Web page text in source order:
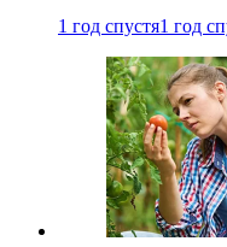
1 год спустя1 год